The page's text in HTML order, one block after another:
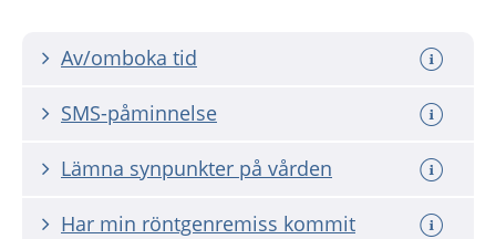
Av/omboka tid
SMS-påminnelse
Lämna synpunkter på vården
Har min röntgenremiss kommit